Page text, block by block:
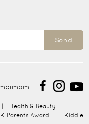
Send
:
| Health & Beauty
|
Parents Award | Kiddie